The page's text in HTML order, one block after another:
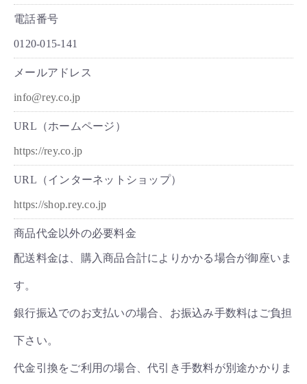
電話番号
0120-015-141
メールアドレス
info@rey.co.jp
URL（ホームページ）
https://rey.co.jp
URL（インターネットショップ）
https://shop.rey.co.jp
商品代金以外の必要料金
配送料金は、購入商品合計によりかかる場合が御座いま
す。
銀行振込でのお支払いの場合、お振込み手数料はご負担
下さい。
代金引換をご利用の場合、代引き手数料が別途かかりま